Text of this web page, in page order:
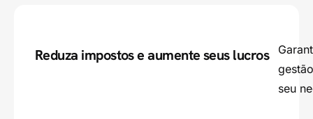
Reduza impostos e aumente seus lucros
seu